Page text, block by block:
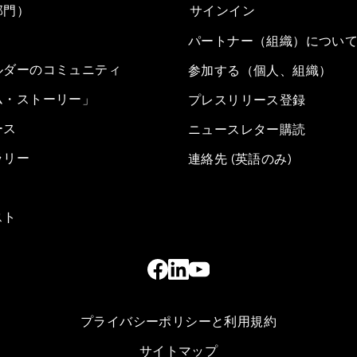
）
ーのコミュニティ
ストーリー」
リー
サインイン
パートナー（組織）につい
参加する（個人、組織）
プレスリリース登録
ニュースレター購読
連絡先 (英語のみ)
プライバシーポリシーと利用規約
サイトマップ